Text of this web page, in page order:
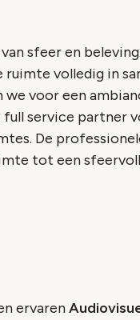
sfeer en
volledig in
voor een
full service partner
De
tot een
ervaren